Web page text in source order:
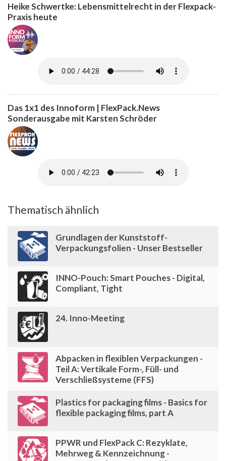
Heike Schwertke: Lebensmittelrecht in der Flexpack-
Praxis heute
Das 1x1 des Innoform | FlexPack.News
Sonderausgabe mit Karsten Schröder
Thematisch ähnlich
Grundlagen der Kunststoff-
Verpackungsfolien - Unser Bestseller
INNO-Pouch: Smart Pouches - Digital,
Compliant, Tight
24. Inno-Meeting
Abpacken in flexiblen Verpackungen -
Teil A: Vertikale Form-, Füll- und
Verschließsysteme (FFS)
Plastics for packaging films - Basics for
flexible packaging films, part A
PPWR und FlexPack C: Rezyklate,
Mehrweg & Kennzeichnung -